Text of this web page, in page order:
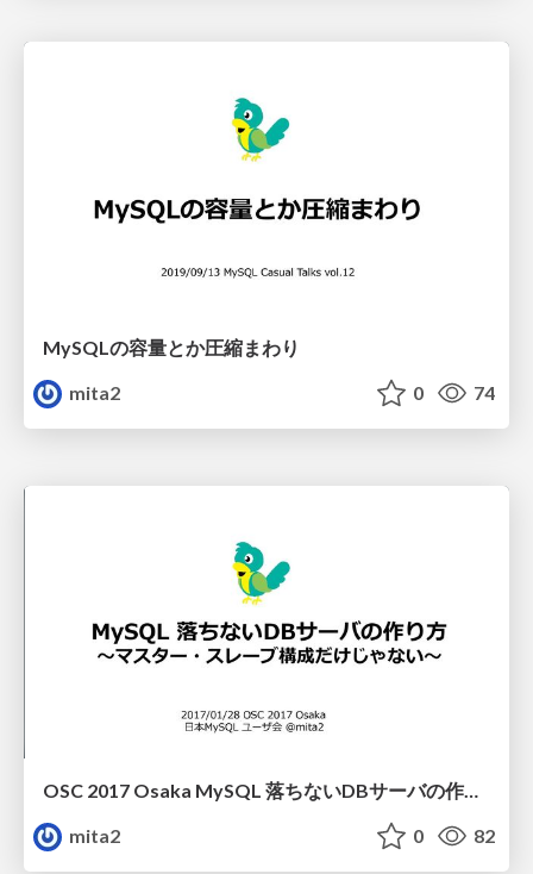
MySQLの容量とか圧縮まわり
mita2
0 74
OSC 2017 Osaka MySQL 落ちないDBサーバの作り方
mita2
0 82